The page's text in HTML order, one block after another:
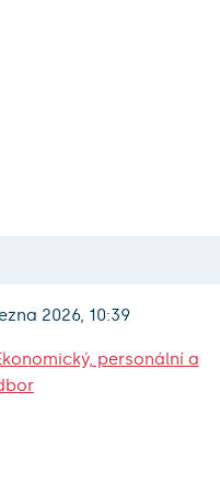
2026, 10:39
personální a